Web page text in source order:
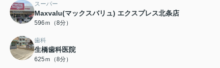
スーパー
Maxvalu(マックスバリュ) エクスプレス北条店
596ｍ（8分）
歯科
生橋歯科医院
625ｍ（8分）